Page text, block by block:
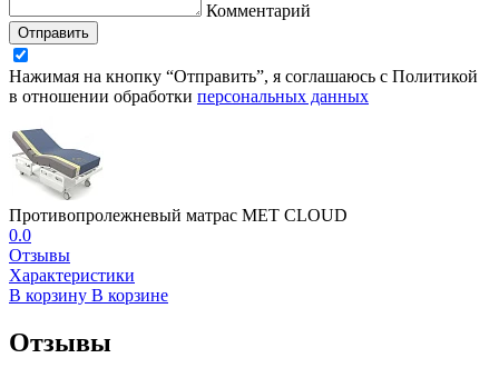
Комментарий
Отправить
Нажимая на кнопку “Отправить”, я соглашаюсь с Политикой
в отношении обработки персональных данных
Противопролежневый матрас MET CLOUD
0.0
Отзывы
Характеристики
В корзину В корзине
Отзывы